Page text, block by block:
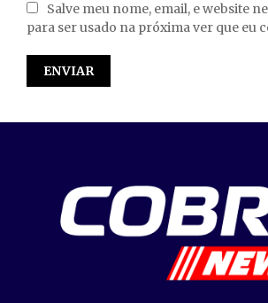
Salve meu nome, email, e website
para ser usado na próxima ver que eu